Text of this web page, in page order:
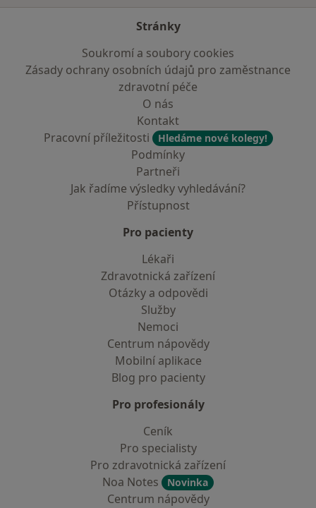
Stránky
Soukromí a soubory cookies
Zásady ochrany osobních údajů pro zaměstnance
zdravotní péče
O nás
Kontakt
Pracovní příležitosti
Hledáme nové kolegy!
Podmínky
Partneři
Jak řadíme výsledky vyhledávání?
Přístupnost
Pro pacienty
Lékaři
Zdravotnická zařízení
Otázky a odpovědi
Služby
Nemoci
Centrum nápovědy
Mobilní aplikace
Blog pro pacienty
Pro profesionály
Ceník
Pro specialisty
Pro zdravotnická zařízení
Noa Notes
Novinka
Centrum nápovědy